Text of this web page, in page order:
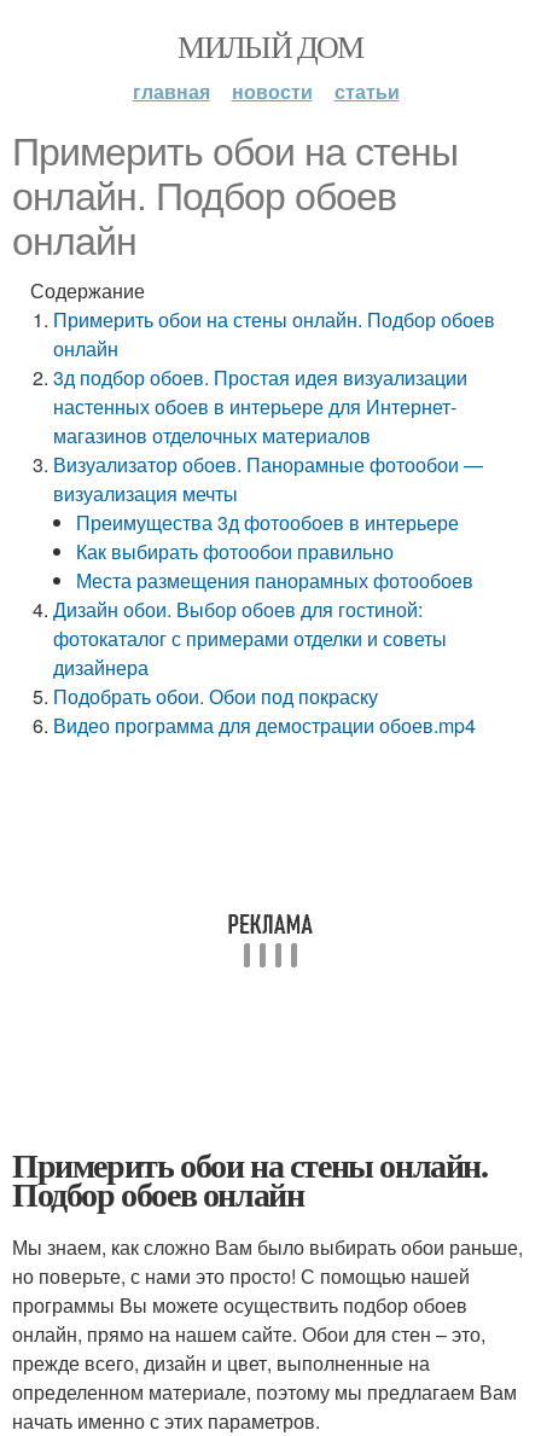
МИЛЫЙ ДОМ
главная новости статьи
Примерить обои на стены
онлайн. Подбор обоев
онлайн
Содержание
Примерить обои на стены онлайн. Подбор обоев
онлайн
3д подбор обоев. Простая идея визуализации
настенных обоев в интерьере для Интернет-
магазинов отделочных материалов
Визуализатор обоев. Панорамные фотообои —
визуализация мечты
Преимущества 3д фотообоев в интерьере
Как выбирать фотообои правильно
Места размещения панорамных фотообоев
Дизайн обои. Выбор обоев для гостиной:
фотокаталог с примерами отделки и советы
дизайнера
Подобрать обои. Обои под покраску
Видео программа для демострации обоев.mp4
Примерить обои на стены онлайн.
Подбор обоев онлайн
Мы знаем, как сложно Вам было выбирать обои раньше,
но поверьте, с нами это просто! С помощью нашей
программы Вы можете осуществить подбор обоев
онлайн, прямо на нашем сайте. Обои для стен – это,
прежде всего, дизайн и цвет, выполненные на
определенном материале, поэтому мы предлагаем Вам
начать именно с этих параметров.